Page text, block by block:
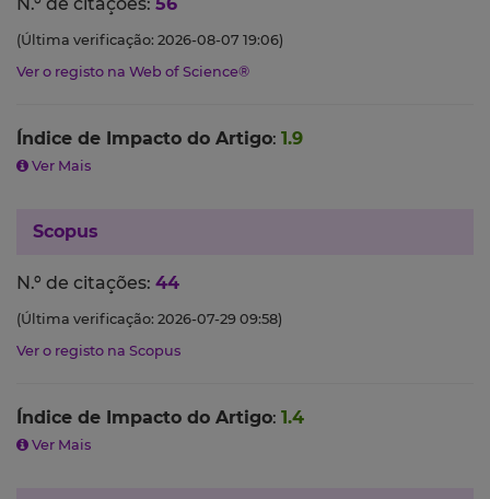
(Última verificação: 2026-08-07 19:06)
Ver o registo na Web of Science®
Índice de Impacto do Artigo: 1.9
Ver Mais
Scopus
N.º de citações: 44
(Última verificação: 2026-07-29 09:58)
Ver o registo na Scopus
Índice de Impacto do Artigo: 1.4
Ver Mais